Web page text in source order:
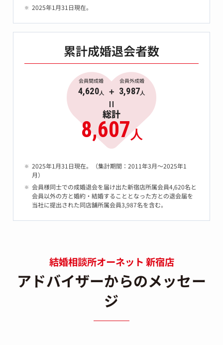
2025年1月31日現在。
累計成婚退会者数
会員間成婚
4,620人
会員外成婚
3,987人
総計
8,607人
2025年1月31日現在。（集計期間：2011年3月～2025年1
月）
会員様同士での成婚退会を届け出た新宿店所属会員4,620名と
会員以外の方と婚約・結婚することとなった方との退会届を
当社に提出された同店舗所属会員3,987名を含む。
結婚相談所オーネット 新宿店
アドバイザーからのメッセー
ジ